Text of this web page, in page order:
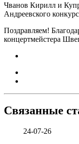
Чванов Кирилл и
Андреевского
Поздравляем!
концертмейстера
Связанные
24-07-26